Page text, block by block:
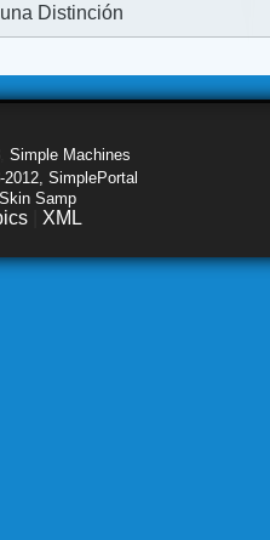
Distinción
Simple Machines
SimplePortal
Samp
XML